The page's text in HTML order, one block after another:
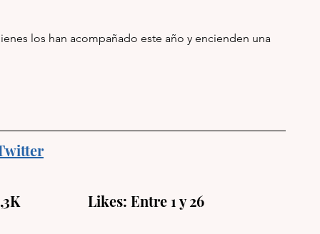
los han acompañado este año y encienden una
Likes: Entre 1 y 26